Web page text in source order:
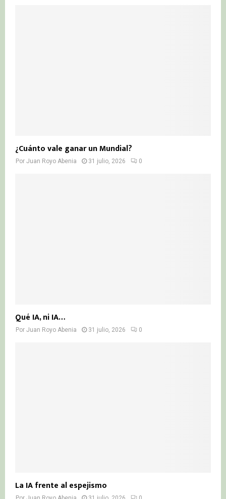
¿Cuánto vale ganar un Mundial?
Por Juan Royo Abenia 31 julio, 2026 0
Qué IA, ni IA…
Por Juan Royo Abenia 31 julio, 2026 0
La IA frente al espejismo